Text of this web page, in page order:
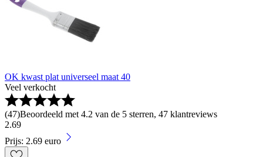
OK kwast plat universeel maat 40
Veel verkocht
(47)Beoordeeld met 4.2 van de 5 sterren, 47 klantreviews
2.69
Prijs: 2.69 euro